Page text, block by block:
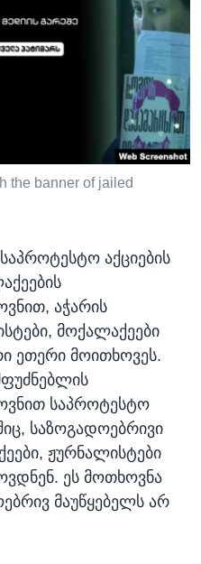
the banner of jailed
აქციების
აჭარის
მოქალაქეები
ეთერი მოითხოვეს.
საპროტესტო
საზოგადოებრივი
ჟურნალისტები
ეს მოთხოვნა
მაუწყებელს არ